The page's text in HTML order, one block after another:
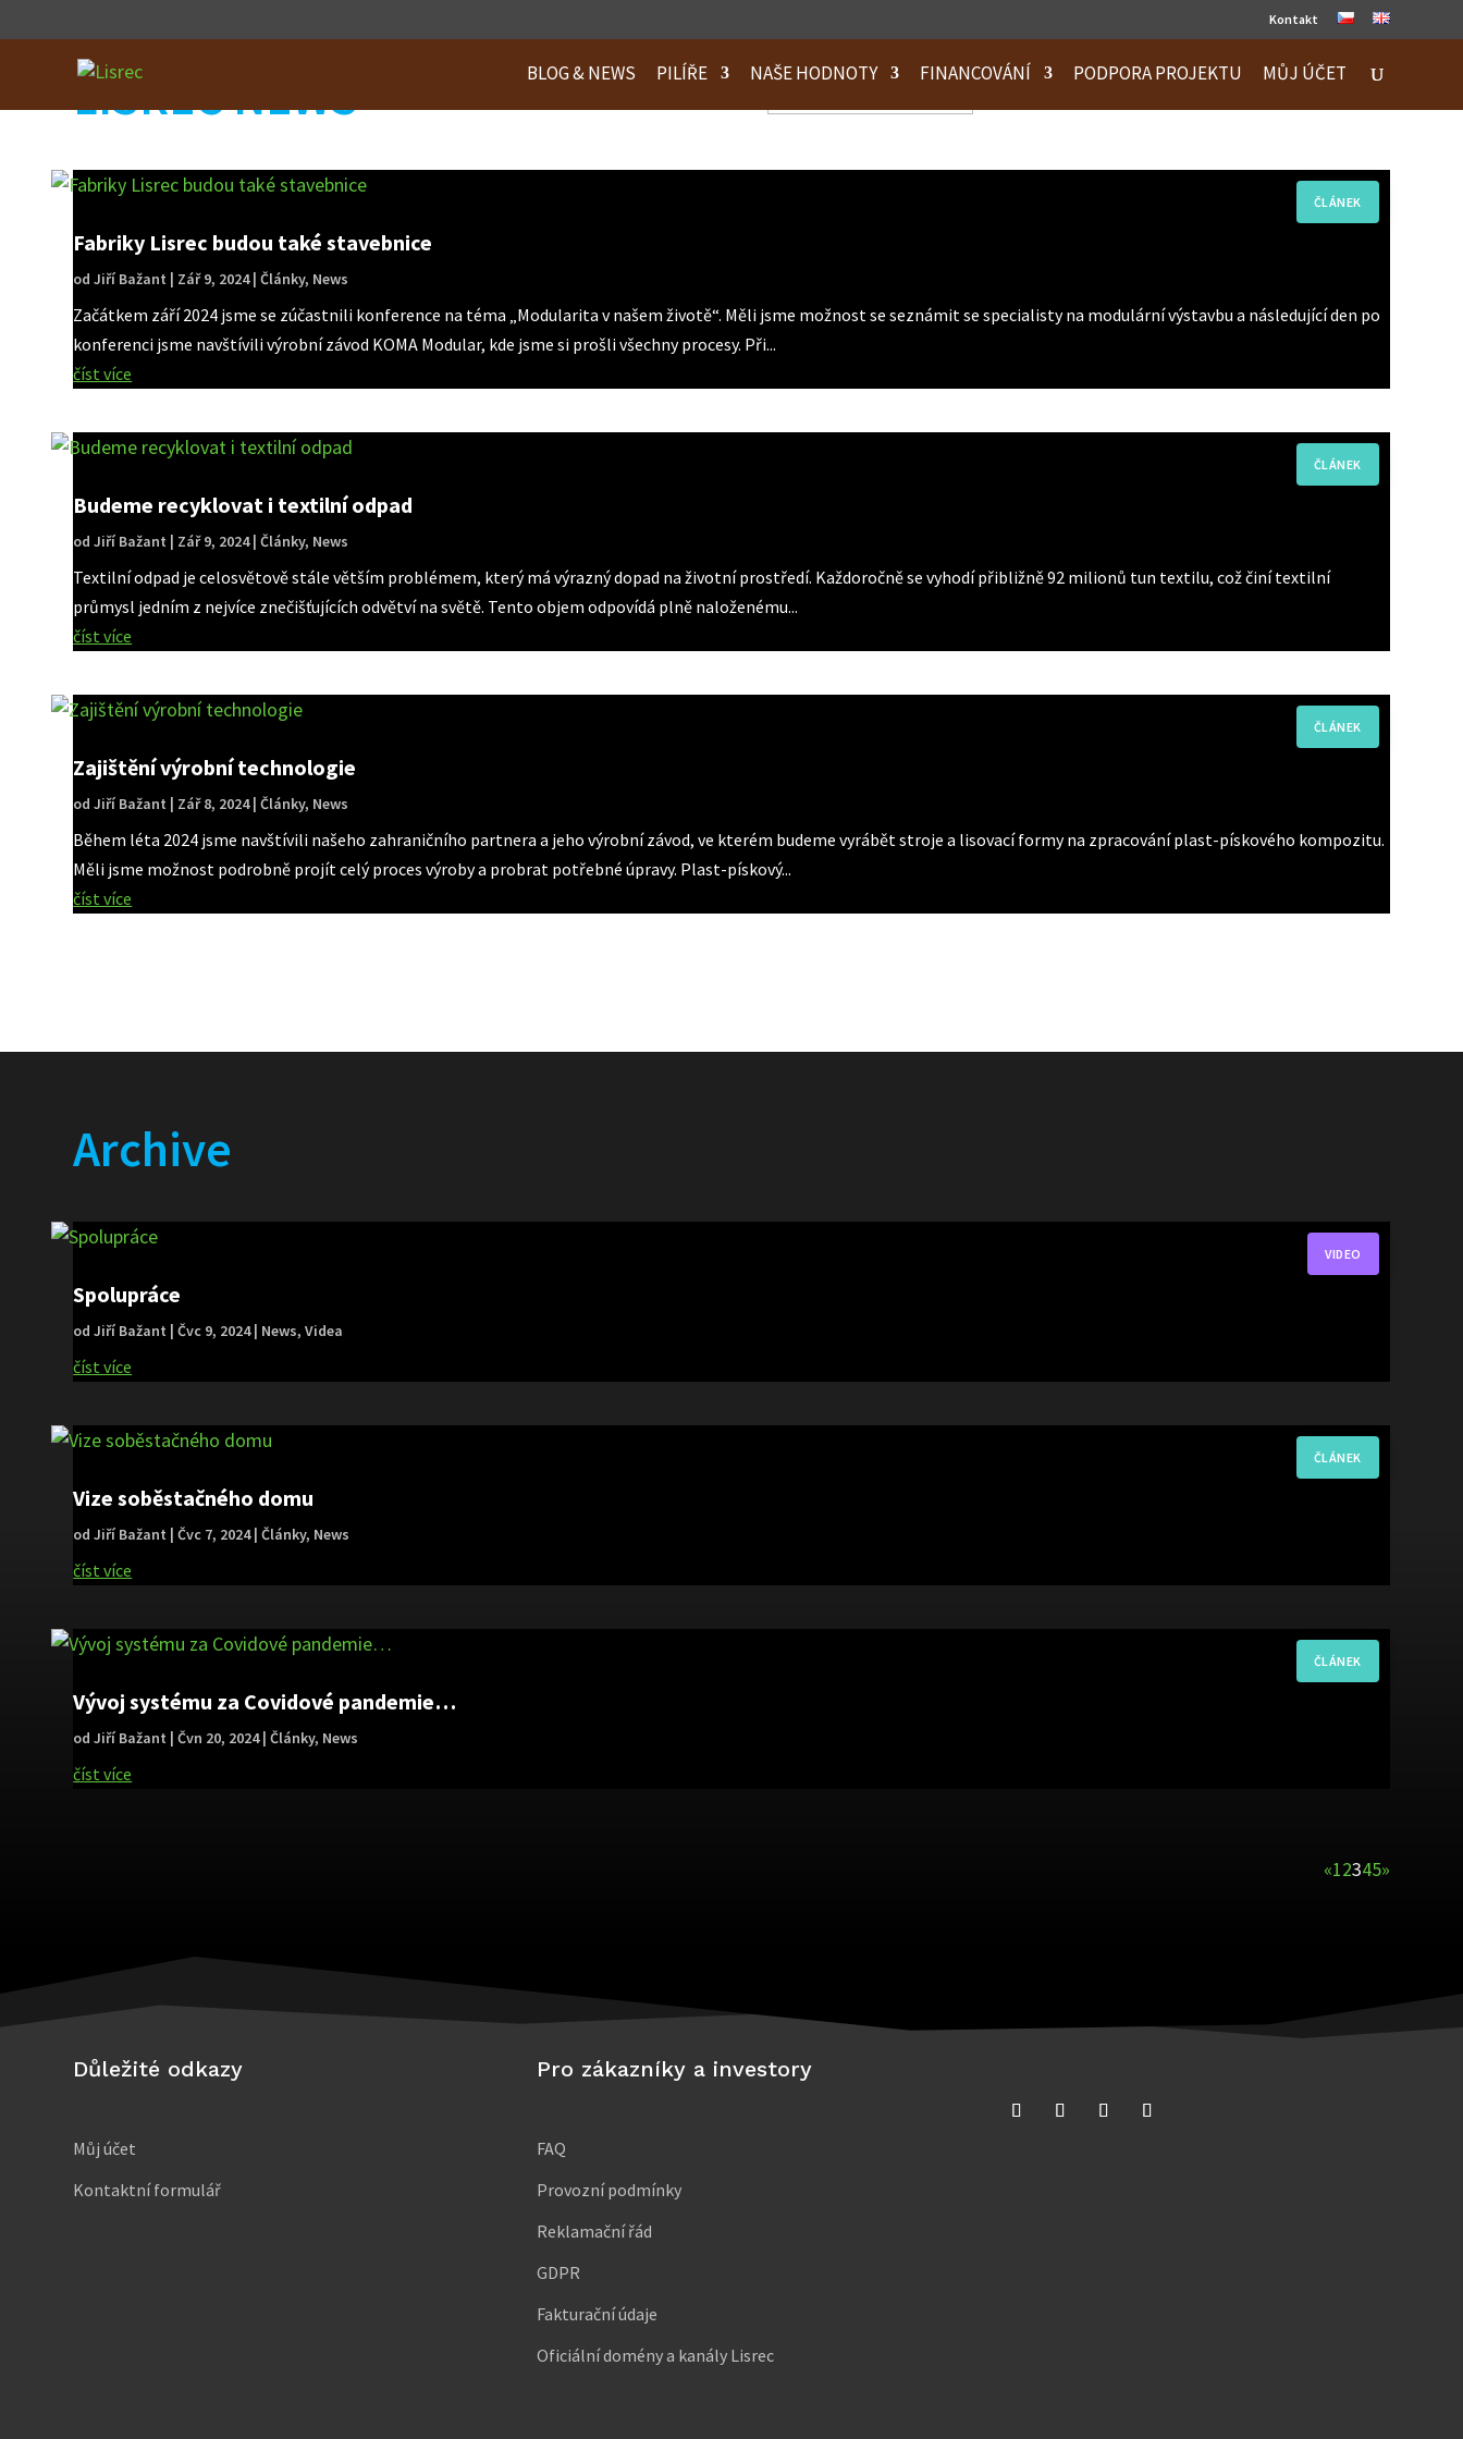
Kontakt
BLOG & NEWS PILÍŘE NAŠE HODNOTY FINANCOVÁNÍ PODPORA PROJEKTU MŮJ ÚČET
LISREC NEWS Hledat:
Fabriky Lisrec budou také stavebnice
odJiří Bažant | Zář 9, 2024|Články, News
Začátkem září 2024 jsme se zúčastnili konference na téma „Modularita v našem životě“. Měli jsme možnost se seznámit se specialisty na modulární výstavbu a následující den po
konferenci jsme navštívili výrobní závod KOMA Modular, kde jsme si prošli všechny procesy. Při...
číst více
Budeme recyklovat i textilní odpad
odJiří Bažant | Zář 9, 2024|Články, News
Textilní odpad je celosvětově stále větším problémem, který má výrazný dopad na životní prostředí. Každoročně se vyhodí přibližně 92 milionů tun textilu, což činí textilní
průmysl jedním z nejvíce znečišťujících odvětví na světě. Tento objem odpovídá plně naloženému...
číst více
Zajištění výrobní technologie
odJiří Bažant | Zář 8, 2024|Články, News
Během léta 2024 jsme navštívili našeho zahraničního partnera a jeho výrobní závod, ve kterém budeme vyrábět stroje a lisovací formy na zpracování plast-pískového kompozitu.
Měli jsme možnost podrobně projít celý proces výroby a probrat potřebné úpravy. Plast-pískový...
číst více
Archive
Spolupráce
odJiří Bažant |Čvc 9, 2024| News,Videa
číst více
Vize soběstačného domu
odJiří Bažant |Čvc 7, 2024|Články, News
číst více
Vývoj systému za Covidové pandemie…
odJiří Bažant |Čvn 20, 2024|Články, News
číst více
«12345»
Důležité odkazy
Můj účet
Kontaktní formulář
Pro zákazníky a investory
FAQ
Provozní podmínky
Reklamační řád
GDPR
Fakturační údaje
Oficiální domény a kanály Lisrec